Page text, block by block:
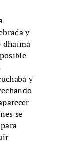
y
dharma
y
se